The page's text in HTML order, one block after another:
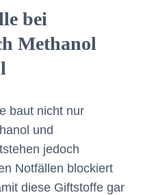
bei
Methanol
baut nicht nur
und
jedoch
Notfällen blockiert
diese Giftstoffe gar